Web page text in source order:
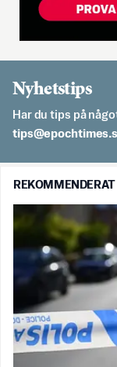
Nyhetstips
Har du tips på
REKOMMENDERAT